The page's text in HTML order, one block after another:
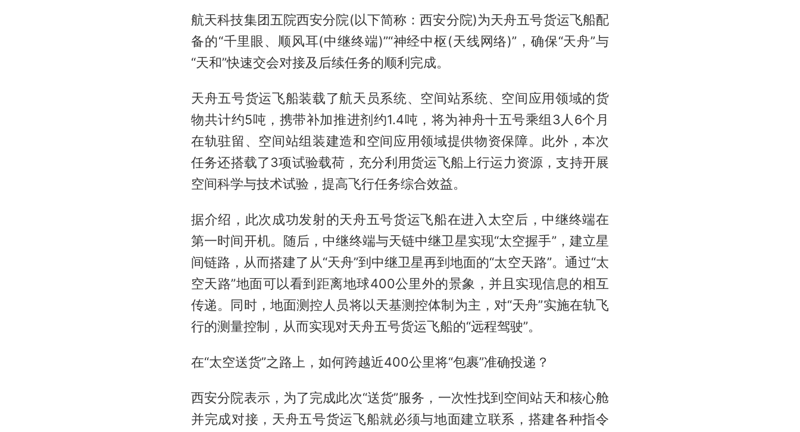
航天科技集团五院西安分院(以下简称：西安分院)为天舟五号货运飞船配
备的“千里眼、顺风耳(中继终端)”“神经中枢(天线网络)”，确保“天舟”与
“天和”快速交会对接及后续任务的顺利完成。
天舟五号货运飞船装载了航天员系统、空间站系统、空间应用领域的货
物共计约5吨，携带补加推进剂约1.4吨，将为神舟十五号乘组3人6个月
在轨驻留、空间站组装建造和空间应用领域提供物资保障。此外，本次
任务还搭载了3项试验载荷，充分利用货运飞船上行运力资源，支持开展
空间科学与技术试验，提高飞行任务综合效益。
据介绍，此次成功发射的天舟五号货运飞船在进入太空后，中继终端在
第一时间开机。随后，中继终端与天链中继卫星实现“太空握手”，建立星
间链路，从而搭建了从“天舟”到中继卫星再到地面的“太空天路”。通过“太
空天路”地面可以看到距离地球400公里外的景象，并且实现信息的相互
传递。同时，地面测控人员将以天基测控体制为主，对“天舟”实施在轨飞
行的测量控制，从而实现对天舟五号货运飞船的“远程驾驶”。
在“太空送货”之路上，如何跨越近400公里将“包裹”准确投递？
西安分院表示，为了完成此次“送货”服务，一次性找到空间站天和核心舱
并完成对接，天舟五号货运飞船就必须与地面建立联系，搭建各种指令